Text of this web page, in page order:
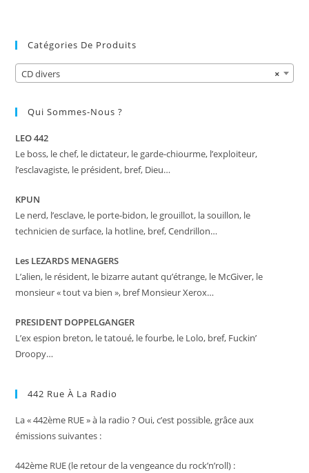
Catégories De Produits
×
CD divers
Qui Sommes-Nous ?
LEO 442
Le boss, le chef, le dictateur, le garde-chiourme, l’exploiteur,
l’esclavagiste, le président, bref, Dieu…
KPUN
Le nerd, l’esclave, le porte-bidon, le grouillot, la souillon, le
technicien de surface, la hotline, bref, Cendrillon…
Les LEZARDS MENAGERS
L’alien, le résident, le bizarre autant qu’étrange, le McGiver, le
monsieur « tout va bien », bref Monsieur Xerox…
PRESIDENT DOPPELGANGER
L’ex espion breton, le tatoué, le fourbe, le Lolo, bref, Fuckin’
Droopy…
442 Rue À La Radio
La « 442ème RUE » à la radio ? Oui, c’est possible, grâce aux
émissions suivantes :
442ème RUE (le retour de la vengeance du rock’n’roll) :